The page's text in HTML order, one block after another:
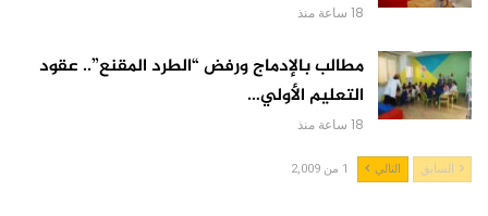
18 ساعة منذ
مطالب بالإدماج ورفض “الطرد المقنع”.. عقود
التعليم الأولي…
18 ساعة منذ
السابق التالي 1 من 2,009